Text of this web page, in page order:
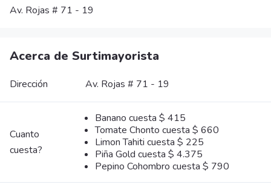
Av. Rojas # 71 - 19
Acerca de Surtimayorista
Dirección Av. Rojas # 71 - 19
Cuanto
cuesta?
Banano cuesta $ 415
Tomate Chonto cuesta $ 660
Limon Tahiti cuesta $ 225
Piña Gold cuesta $ 4.375
Pepino Cohombro cuesta $ 790